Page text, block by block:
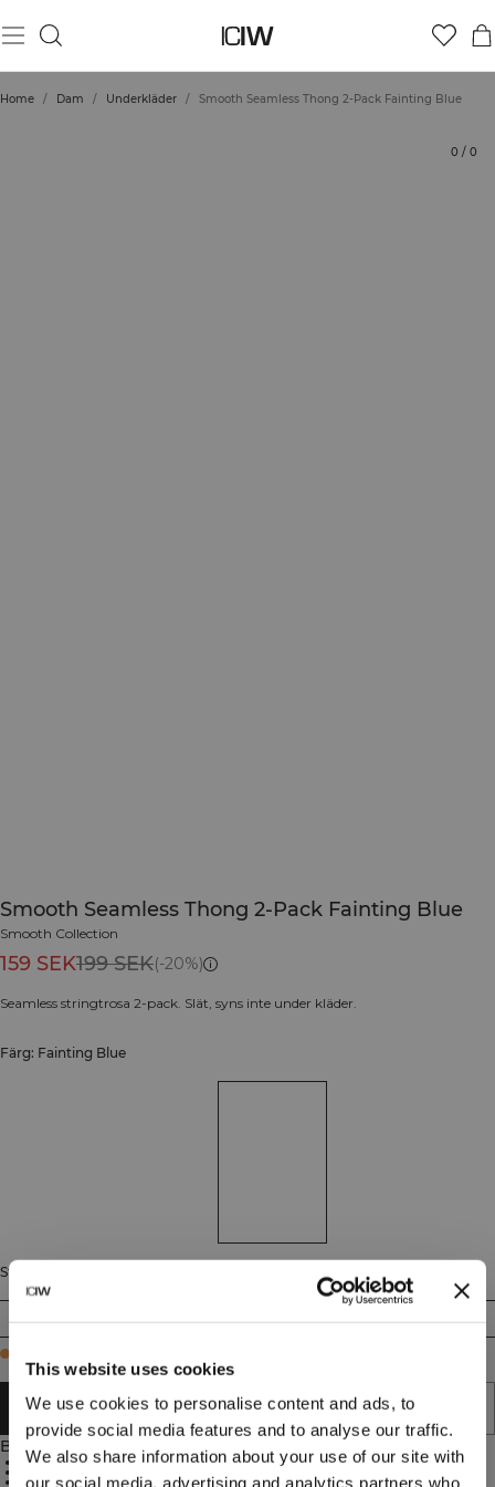
This website uses cookies
We use cookies to personalise content and ads, to
provide social media features and to analyse our traffic.
We also share information about your use of our site with
our social media, advertising and analytics partners who
Home / Dam / Underkläder / Smooth Seamless Thong 2-Pack Fainting Blue
0 / 0
Smooth Seamless Thong 2-Pack Fainting Blue
Smooth Collection
159 SEK199 SEK(-20%)
Seamless stringtrosa 2-pack. Slät, syns inte under kläder.
Färg: Fainting Blue
Storlek
LÄGG I VARUKORGEN
Beskrivning
Seamless konstruktion
Mjukt och stretchigt